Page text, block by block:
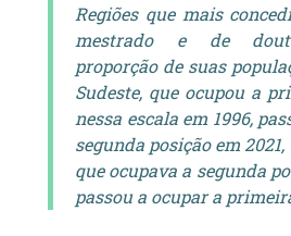
Regiões que mais
mestrado e de
proporção de suas
Sudeste, que ocupou a
nessa escala em 1996,
segunda posição em 2021,
que ocupava a segunda
passou a ocupar a